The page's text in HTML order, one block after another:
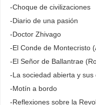
-Choque de civilizaciones
-Diario de una pasión
-Doctor Zhivago
-El Conde de Montecristo
-El Señor de Ballantrae
-La sociedad abierta y
-Motín a bordo
-Reflexiones sobre la